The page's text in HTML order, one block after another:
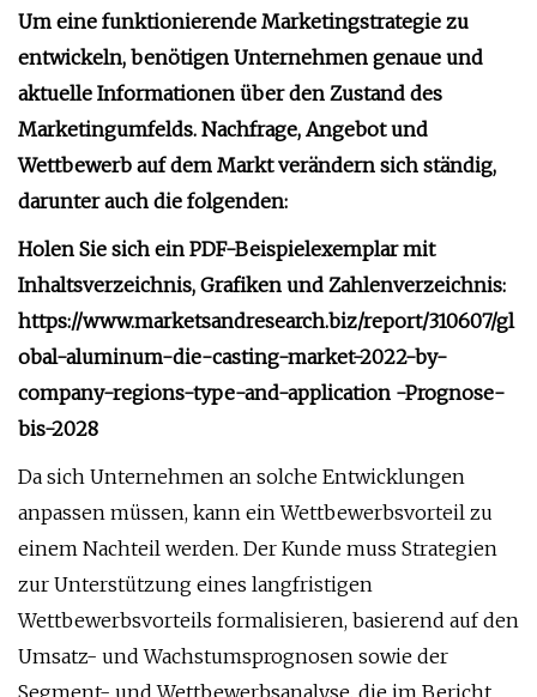
Um eine funktionierende Marketingstrategie zu
entwickeln, benötigen Unternehmen genaue und
aktuelle Informationen über den Zustand des
Marketingumfelds. Nachfrage, Angebot und
Wettbewerb auf dem Markt verändern sich ständig,
darunter auch die folgenden:
Holen Sie sich ein PDF-Beispielexemplar mit
Inhaltsverzeichnis, Grafiken und Zahlenverzeichnis:
https://www.marketsandresearch.biz/report/310607/gl
obal-aluminum-die-casting-market-2022-by-
company-regions-type-and-application -Prognose-
bis-2028
Da sich Unternehmen an solche Entwicklungen
anpassen müssen, kann ein Wettbewerbsvorteil zu
einem Nachteil werden. Der Kunde muss Strategien
zur Unterstützung eines langfristigen
Wettbewerbsvorteils formalisieren, basierend auf den
Umsatz- und Wachstumsprognosen sowie der
Segment- und Wettbewerbsanalyse, die im Bericht